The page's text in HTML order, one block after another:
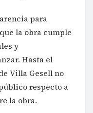
para
la obra cumple
y
Hasta el
Villa Gesell no
respecto a
la obra.